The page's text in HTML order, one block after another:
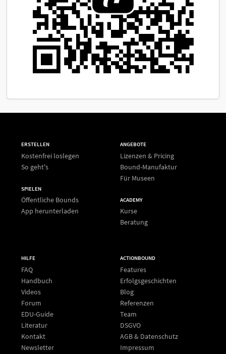
ERSTELLEN
Kostenfrei loslegen
So geht's
SPIELEN
Öffentliche Bounds
App herunterladen
ANGEBOTE
Lizenzen & Pricing
Bound-Manufaktur
Für Museen
ACADEMY
Kurse
Beratung
HILFE
FAQ
Handbuch
Videos
Forum
EDU-Guide
Literatur
Kontakt
Newsletter
ACTIONBOUND
Features
Erfolgsgeschichten
Blog
Referenzen
Team
DSGVO
AGB & Datenschutz
Impressum